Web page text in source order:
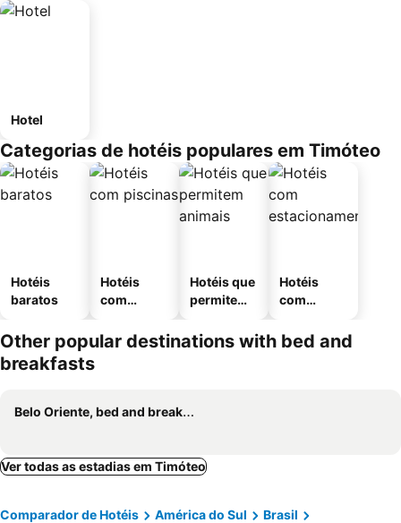
Hotel
Categorias de hotéis populares em Timóteo
Hotéis
baratos
Hotéis
com
Hotéis que
permitem
Hotéis
com
mento
Other popular destinations with bed and
breakfasts
Belo Oriente, bed and breakfasts
Ver todas as estadias em Timóteo
Comparador de Hotéis América do Sul
Brasil